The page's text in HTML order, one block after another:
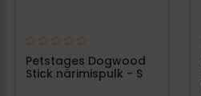
Petstages Dogwood
Stick närimispulk - S